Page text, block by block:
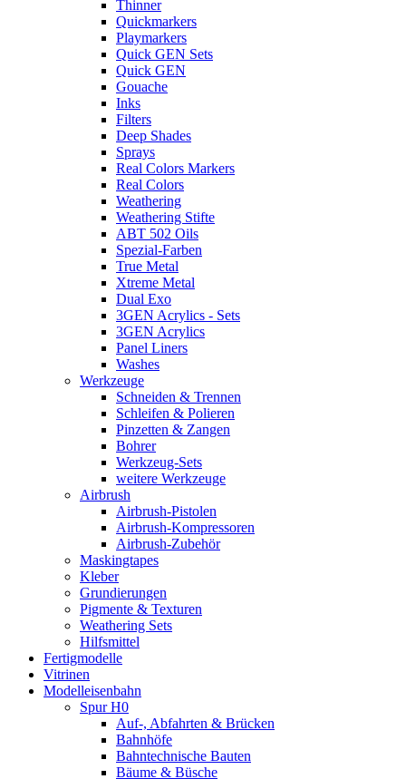
Thinner
Quickmarkers
Playmarkers
Quick GEN Sets
Quick GEN
Gouache
Inks
Filters
Deep Shades
Sprays
Real Colors Markers
Real Colors
Weathering
Weathering Stifte
ABT 502 Oils
Spezial-Farben
True Metal
Xtreme Metal
Dual Exo
3GEN Acrylics - Sets
3GEN Acrylics
Panel Liners
Washes
Werkzeuge
Schneiden & Trennen
Schleifen & Polieren
Pinzetten & Zangen
Bohrer
Werkzeug-Sets
weitere Werkzeuge
Airbrush
Airbrush-Pistolen
Airbrush-Kompressoren
Airbrush-Zubehör
Maskingtapes
Kleber
Grundierungen
Pigmente & Texturen
Weathering Sets
Hilfsmittel
Fertigmodelle
Vitrinen
Modelleisenbahn
Spur H0
Auf-, Abfahrten & Brücken
Bahnhöfe
Bahntechnische Bauten
Bäume & Büsche